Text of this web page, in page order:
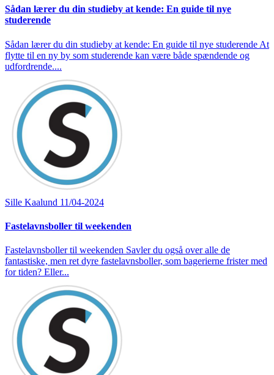
Sådan lærer du din studieby at kende: En guide til nye
studerende
Sådan lærer du din studieby at kende: En guide til nye studerende At
flytte til en ny by som studerende kan være både spændende og
udfordrende....
Sille Kaalund 11/04-2024
Fastelavnsboller til weekenden
Fastelavnsboller til weekenden Savler du også over alle de
fantastiske, men ret dyre fastelavnsboller, som bagerierne frister med
for tiden? Eller...